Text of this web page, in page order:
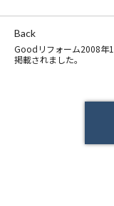
Back
Goodリフォーム2008年
掲載されました。